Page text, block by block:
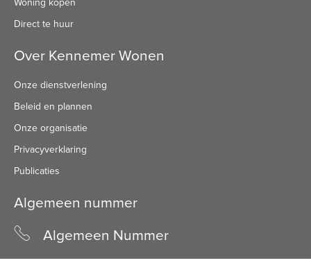
Woning kopen
Direct te huur
Over Kennemer Wonen
Onze dienstverlening
Beleid en plannen
Onze organisatie
Privacyverklaring
Publicaties
Algemeen nummer
Algemeen Nummer